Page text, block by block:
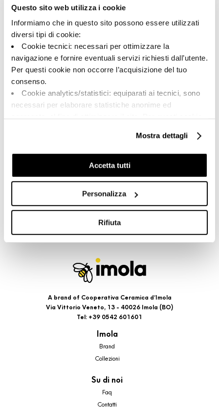
Questo sito web utilizza i cookie
Informiamo che in questo sito possono essere utilizzati
diversi tipi di cookie:
Cookie tecnici: necessari per ottimizzare la
navigazione e fornire eventuali servizi richiesti dall’utente.
Per questi cookie non occorre l’acquisizione del tuo
consenso.
Cookie analytics/statistici: equiparati ai tecnici, sono
necessari per elaborare statistiche anonime ed
Cookie di profilazione/marketing: sono utilizzati, solo
previo tuo consenso, per esaminare le tue abitudini di
navigazione e mostrarti quindi avvisi pubblicitari mirati, in
linea con le tue preferenze.
cookie di profilazione, selezionando uno dei bottoni sotto
riportati. Puoi avere maggiori dettagli visionando
l’Informativa estesa cookie. La chiusura del presente
banner comporterà il permanere dei soli cookie tecnici ed
comunque modificare le tue scelte in qualsiasi momento,
accedendo al link presente nel footer.
Mostra dettagli
Accetta tutti
Personalizza
Rifiuta
Collezione
00785
Beige grigio
Tipologia:
Fondo
Formato:
naturale
Aspetto superficiale:
opaco
Stonalizzazione:
Share:
A brand of Cooperativa Ceramica d’Imola
Via Vittorio Veneto, 13 - 40026 Imola (BO)
Tel: +39 0542 601601
Imola
Brand
Collezioni
Su di noi
Faq
Contatti